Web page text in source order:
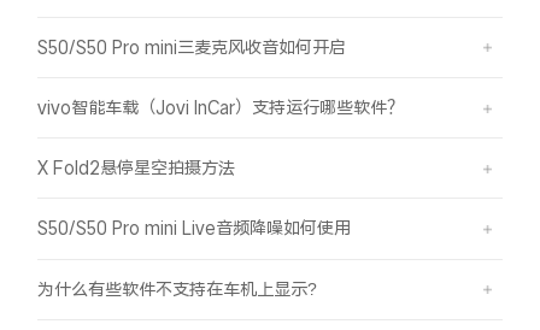
S50/S50 Pro mini三麦克风收音如何开启
vivo智能车载（Jovi InCar）支持运行哪些软件？
X Fold2悬停星空拍摄方法
S50/S50 Pro mini Live音频降噪如何使用
为什么有些软件不支持在车机上显示?